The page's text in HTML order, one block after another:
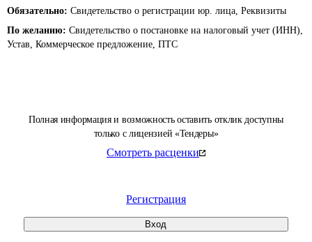
Полная информация и возможность оставить отклик доступны
только с лицензией «Тендеры»
Смотреть расценки
Регистрация
Вход
Обязательно: Свидетельство о регистрации юр. лица, Реквизиты
По желанию: Свидетельство о постановке на налоговый учет (ИНН),
Устав, Коммерческое предложение, ПТС